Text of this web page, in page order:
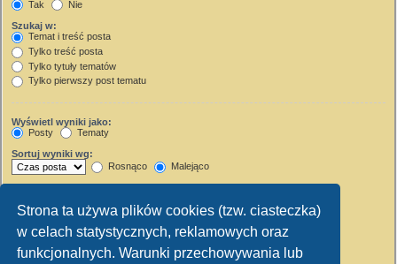
Strona ta używa plików cookies (tzw. ciasteczka)
w celach statystycznych, reklamowych oraz
funkcjonalnych. Warunki przechowywania lub
Tak
Nie
Szukaj w:
Temat i treść posta
Tylko treść posta
Tylko tytuły tematów
Tylko pierwszy post tematu
Wyświetl wyniki jako:
Posty
Tematy
Sortuj wyniki wg:
Rosnąco
Malejąco
Wyświetl pierwsze:
Ustaw 0, aby wyświetlić cały post.
znaków w poście